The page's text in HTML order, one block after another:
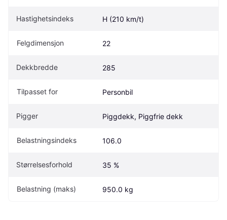
Hastighetsindeks H (210 km/t)
Felgdimensjon 22
Dekkbredde 285
Tilpasset for Personbil
Pigger Piggdekk, Piggfrie dekk
Belastningsindeks 106.0
Størrelsesforhold 35 %
Belastning (maks) 950.0 kg